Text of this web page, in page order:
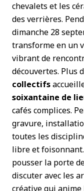
chevalets et les
des verrières.
dimanche 28
transforme en un
vibrant de
découvertes. Plus
collectifs
soixantaine de
cafés complices.
gravure,
toutes les
libre et foisonnant.
pousser la porte
discuter avec les
créative qui anime